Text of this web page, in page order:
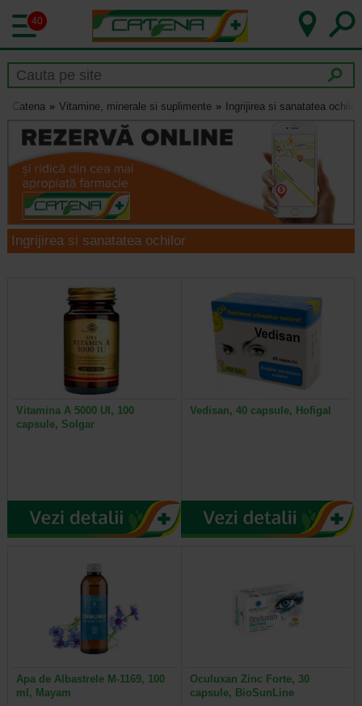
40
Catena Vitamine, minerale si suplimente Ingrijirea si sanatatea ochilor
Ingrijirea si sanatatea ochilor
Vitamina A 5000 UI, 100
capsule, Solgar
Vedisan, 40 capsule, Hofigal
Apa de Albastrele M-1169, 100
ml, Mayam
Oculuxan Zinc Forte, 30
capsule, BioSunLine